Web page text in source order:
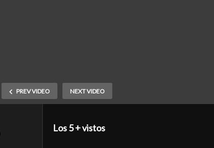
PREV VIDEO NEXT VIDEO
Los 5 + vistos